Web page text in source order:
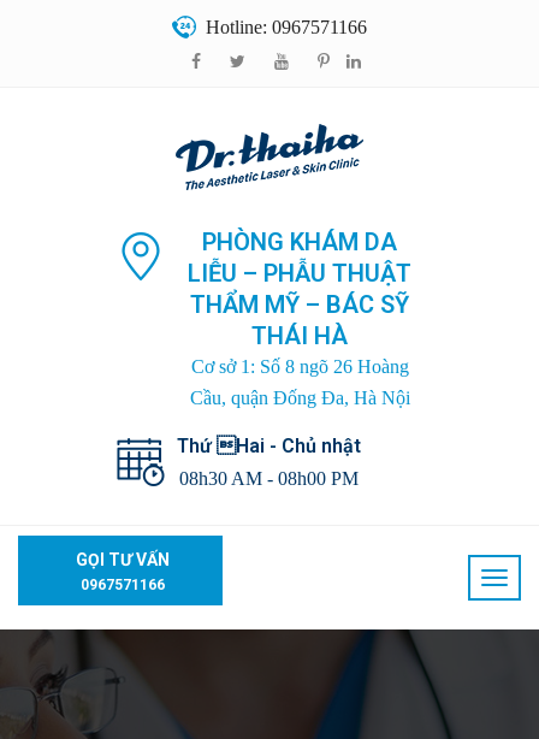
Hotline: 0967571166
PHÒNG KHÁM DA
LIỄU – PHẪU THUẬT
THẨM MỸ – BÁC SỸ
THÁI HÀ
Cơ sở 1: Số 8 ngõ 26 Hoàng
Cầu, quận Đống Đa, Hà Nội
Thứ Hai - Chủ nhật
08h30 AM - 08h00 PM
GỌI TƯ VẤN
0967571166